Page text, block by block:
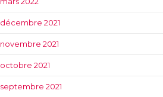
décembre 2021
novembre 2021
octobre 2021
septembre 2021